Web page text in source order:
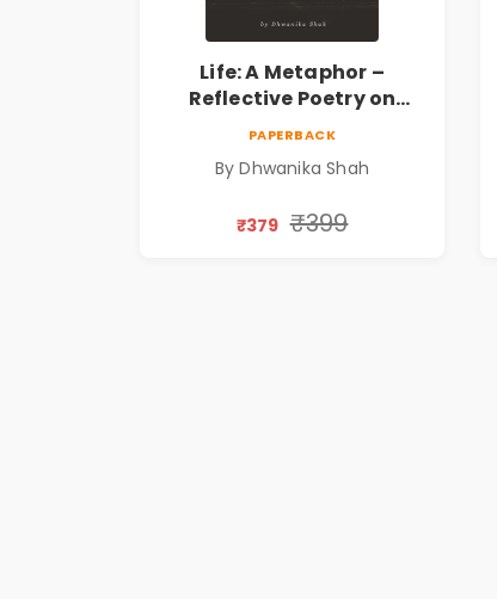
Life: A Metaphor –
Reflective Poetry on
A Journey Through Inner
Connection | By
PAPERBACK
By Dhwanika Shah
₹379 ₹399